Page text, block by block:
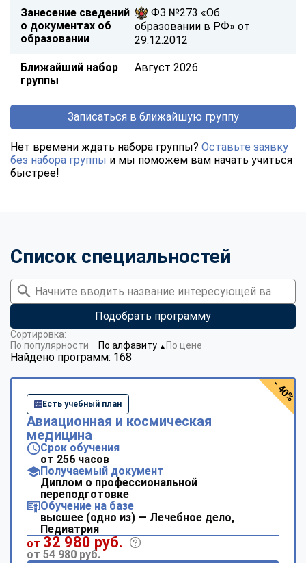
Занесение сведений
о документах об
образовании
ФЗ №273 «Об
образовании в РФ» от
29.12.2012
Ближайший набор
группы
Август 2026
Записаться в ближайшую группу
Нет времени ждать набора группы? Оставьте заявку
без набора группы и мы поможем вам начать учиться
быстрее!
Список специальностей
Подобрать программу
Найдено программ: 168
Сортировка:
По популярности
По алфавиту ▼ По цене
Есть учебный план
Авиационная и космическая
медицина
Срок обучения
от 256 часов
Получаемый документ
Диплом о профессиональной
переподготовке
Обучение на базе
высшее (одно из) — Лечебное дело,
Педиатрия
от 32 980 руб.
от 54 980 руб.
- 40%